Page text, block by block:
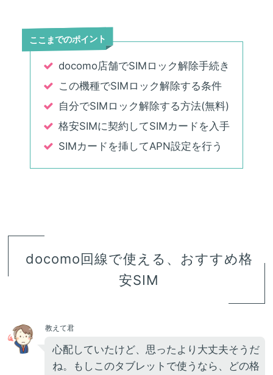
ここまでのポイント
docomo店舗でSIMロック解除手続き
この機種でSIMロック解除する条件
自分でSIMロック解除する方法(無料)
格安SIMに契約してSIMカードを入手
SIMカードを挿してAPN設定を行う
docomo回線で使える、おすすめ格
安SIM
教えて君
心配していたけど、思ったより大丈夫そうだ
ね。もしこのタブレットで使うなら、どの格